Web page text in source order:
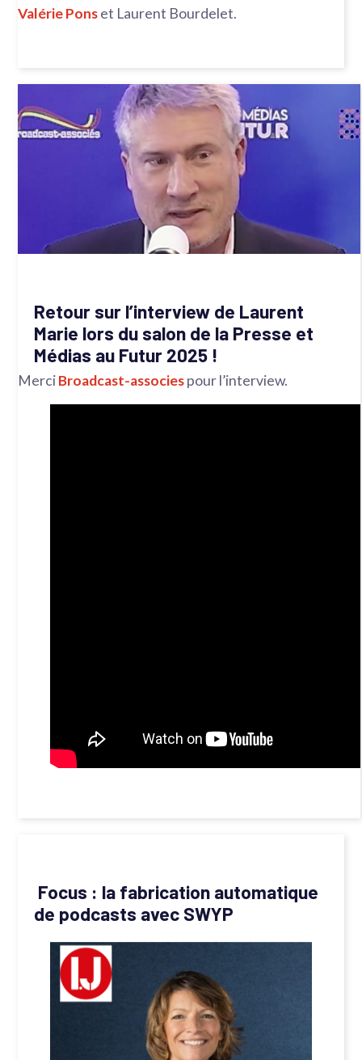
Valérie Ponset Laurent Bourdelet.
Retour sur l’interview de Laurent
Marie lors du salon de la Presse et
Médias au Futur 2025 !
MerciBroadcast-associespour l’interview.
Focus : la fabrication automatique
de podcasts avec SWYP